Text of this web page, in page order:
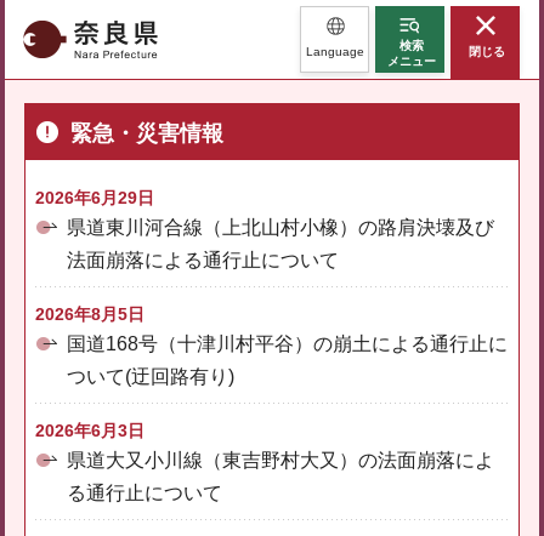
奈良県 Language
検索
メニュー
閉じる
緊急・災害情報
2026年6月29日
県道東川河合線（上北山村小橡）の路肩決壊及び
法面崩落による通行止について
2026年8月5日
国道168号（十津川村平谷）の崩土による通行止に
ついて(迂回路有り)
2026年6月3日
県道大又小川線（東吉野村大又）の法面崩落によ
る通行止について